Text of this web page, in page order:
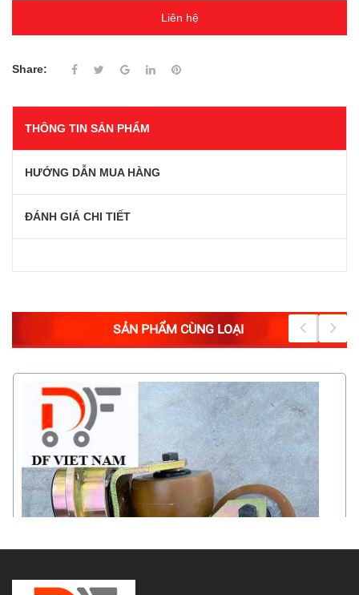
Liên hệ
Share:
THÔNG TIN SẢN PHẨM
HƯỚNG DẪN MUA HÀNG
ĐÁNH GIÁ CHI TIẾT
SẢN PHẨM CÙNG LOẠI